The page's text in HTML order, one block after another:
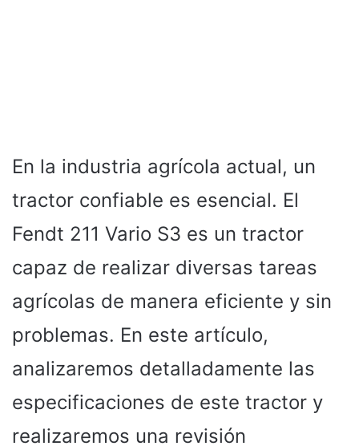
En la industria agrícola actual, un
tractor confiable es esencial. El
Fendt 211 Vario S3 es un tractor
capaz de realizar diversas tareas
agrícolas de manera eficiente y sin
problemas. En este artículo,
analizaremos detalladamente las
especificaciones de este tractor y
realizaremos una revisión